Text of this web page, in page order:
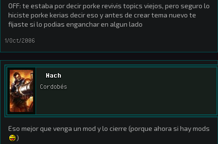
OFF: te estaba por decir porke revivis topics viejos, pero seguro lo
hiciste porke kerias decir eso y antes de crear tema nuevo te
fijaste si lo podias enganchar en algun lado
1/Oct/2006
Nach
Cordobés
Eso mejor que venga un mod y lo cierre (porque ahora si hay mods
)